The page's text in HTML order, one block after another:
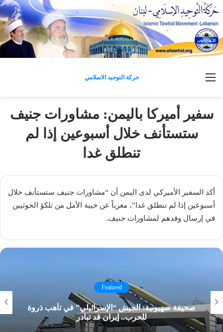
حركة التوحيد الاسلامي
سفير أميركا باليمن: مشاورات جنيف
ستستأنف خلال أسبوعين إذا لم
تنطلق غدا
أكد السفير الأميركي لدى ​اليمن​ أن “مشاورات جنيف ستستأنف خلال
أسبوعين إذا لم تنطلق غدا”، معرباً عن خيبة الأمل من تلكؤ الحوثيين
في إرسال وفدهم لمشاورات جنيف.
Featured
صحيفة صهيونية: الجيش “الإسرائيلي” في تأهب ذروة
للحرب.. إيران قد تبادر